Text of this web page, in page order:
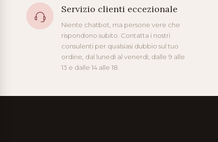
Servizio clienti eccezionale
Niente chatbot, ma persone vere che
rispondono subito. Contatta i nostri
consulenti per qualsiasi dubbio sul tuo
ordine, dal lunedì al venerdì, dalle 9 alle
13 e dalle 14 alle 18.